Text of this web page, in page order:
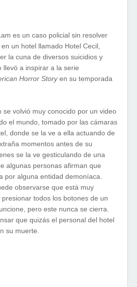
es un caso policial sin resolver
un hotel llamado Hotel Cecil,
la cuna de diversos suicidios y
llevó a inspirar a la serie
Horror Storyen su temporada
se volvió muy conocido por un video
el mundo, tomado por las cámaras
donde se la ve a ella actuando de
momentos antes de su
se la ve gesticulando de una
algunas personas afirman que
por alguna entidad demoníaca.
observarse que está muy
todos los botones de un
pero este nunca se cierra.
que quizás el personal del hotel
su muerte.